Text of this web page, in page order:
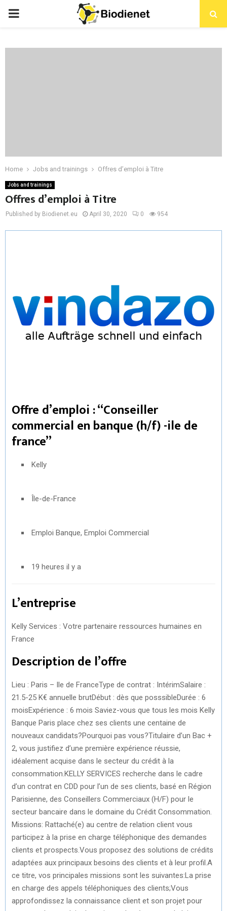
PRIMARY
Home Jobs and trainings Offres d’emploi à Titre
Jobs and trainings
Offres d’emploi à Titre
Published by Biodienet.eu April 30, 2020 0 954
Offre d’emploi : “Conseiller
commercial en banque (h/f) -ile de
france”
Kelly
Île-de-France
Emploi Banque, Emploi Commercial
19 heures il y a
L’entreprise
Kelly Services : Votre partenaire ressources humaines en
France
Description de l’offre
Lieu : Paris – Ile de FranceType de contrat : IntérimSalaire :
21.5-25 K€ annuelle brutDébut : dès que posssibleDurée : 6
moisExpérience : 6 mois Saviez-vous que tous les mois Kelly
Banque Paris place chez ses clients une centaine de
nouveaux candidats?Pourquoi pas vous?Titulaire d’un Bac +
2, vous justifiez d’une première expérience réussie,
idéalement acquise dans le secteur du crédit à la
consommation.KELLY SERVICES recherche dans le cadre
d’un contrat en CDD pour l’un de ses clients, basé en Région
Parisienne, des Conseillers Commerciaux (H/F) pour le
secteur bancaire dans le domaine du Crédit Consommation.
Missions: Rattaché(e) au centre de relation client vous
participez à la prise en charge téléphonique des demandes
clients et prospects.Vous proposez des solutions de crédits
adaptées aux principaux besoins des clients et à leur profil.A
ce titre, vos principales missions sont les suivantes:La prise
en charge des appels téléphoniques des clients;Vous
approfondissez la connaissance client et son projet pour